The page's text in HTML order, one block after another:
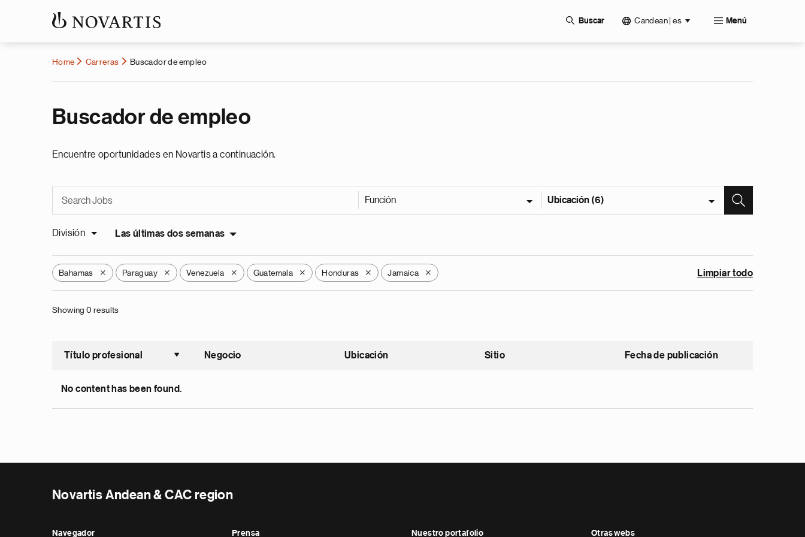
Buscar Candean | es Menú
Home Carreras Buscador de empleo
Buscador de empleo
Encuentre oportunidades en Novartis a continuación.
Función Ubicación (6)
División Las últimas dos semanas
Bahamas X Paraguay X Venezuela X Guatemala X Honduras X Jamaica X Limpiar todo
Showing 0 results
Título profesional
Ordenar ascendente
Negocio Ubicación Sitio Fecha de publicación
No content has been found.
Novartis Andean & CAC region
Navegador Prensa Nuestro portafolio Otras webs